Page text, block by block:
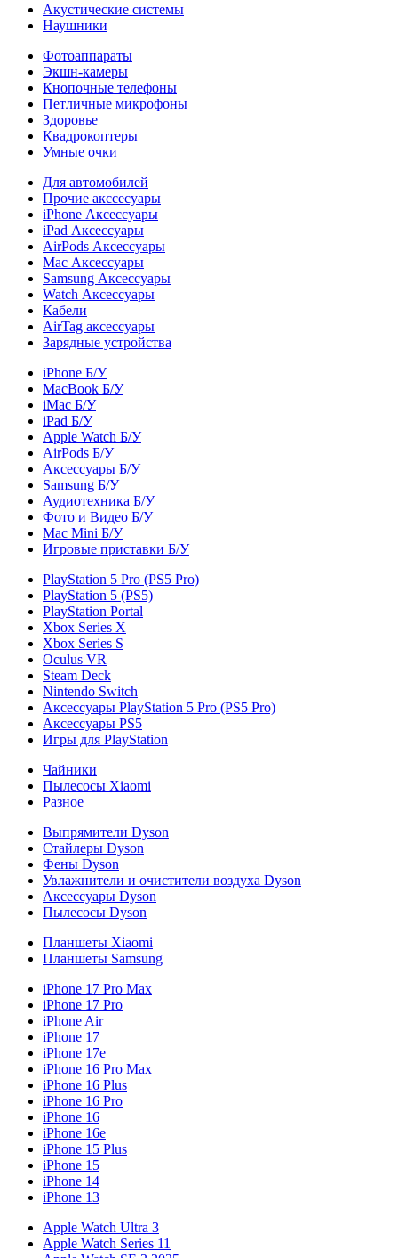
Акустические системы
Наушники
Фотоаппараты
Экшн-камеры
Кнопочные телефоны
Петличные микрофоны
Здоровье
Квадрокоптеры
Умные очки
Для автомобилей
Прочие акссесуары
iPhone Аксессуары
iPad Аксессуары
AirPods Аксессуары
Mac Аксессуары
Samsung Аксессуары
Watch Аксессуары
Кабели
AirTag аксессуары
Зарядные устройства
iPhone Б/У
MacBook Б/У
iMac Б/У
iPad Б/У
Apple Watch Б/У
AirPods Б/У
Аксессуары Б/У
Samsung Б/У
Аудиотехника Б/У
Фото и Видео Б/У
Mac Mini Б/У
Игровые приставки Б/У
PlayStation 5 Pro (PS5 Pro)
PlayStation 5 (PS5)
PlayStation Portal
Xbox Series X
Xbox Series S
Oculus VR
Steam Deck
Nintendo Switch
Аксессуары PlayStation 5 Pro (PS5 Pro)
Аксессуары PS5
Игры для PlayStation
Чайники
Пылесосы Xiaomi
Разное
Выпрямители Dyson
Стайлеры Dyson
Фены Dyson
Увлажнители и очистители воздуха Dyson
Аксессуары Dyson
Пылесосы Dyson
Планшеты Xiaomi
Планшеты Samsung
iPhone 17 Pro Max
iPhone 17 Pro
iPhone Air
iPhone 17
iPhone 17e
iPhone 16 Pro Max
iPhone 16 Plus
iPhone 16 Pro
iPhone 16
iPhone 16e
iPhone 15 Plus
iPhone 15
iPhone 14
iPhone 13
Apple Watch Ultra 3
Apple Watch Series 11